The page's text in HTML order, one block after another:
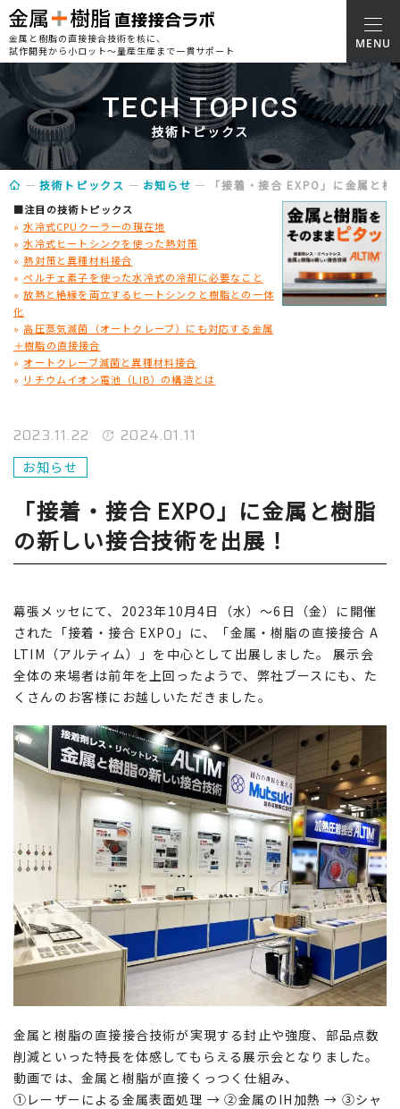
金属と樹脂の直接接合技術を核に、
試作開発から小ロット～量産生産まで一貫サポート
TECH TOPICS
技術トピックス
技術トピックス お知らせ 「接着・接合 EXPO」に金属と
■注目の技術トピックス
»水冷式CPUクーラーの現在地
»水冷式ヒートシンクを使った熱対策
»熱対策と異種材料接合
»ペルチェ素子を使った水冷式の冷却に必要なこと
»放熱と絶縁を両立するヒートシンクと樹脂との一体
化
»高圧蒸気滅菌（オートクレーブ）にも対応する金属
＋樹脂の直接接合
» オートクレーブ滅菌と異種材料接合
» リチウムイオン電池（LIB）の構造とは
2023.11.22 2024.01.11
お知らせ
「接着・接合 EXPO」に金属と樹脂
の新しい接合技術を出展！
幕張メッセにて、2023年10月4日（水）～6日（金）に開催
された「接着・接合 EXPO」に、「金属・樹脂の直接接合 A
LTIM（アルティム）」を中心として出展しました。 展示会
全体の来場者は前年を上回ったようで、弊社ブースにも、た
くさんのお客様にお越しいただきました。
金属と樹脂の直接接合技術が実現する封止や強度、部品点数
削減といった特長を体感してもらえる展示会となりました。
動画では、金属と樹脂が直接くっつく仕組み、
①レーザーによる金属表面処理 → ②金属のIH加熱 → ③シャ